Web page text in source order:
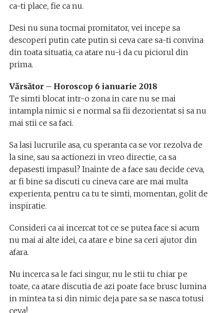
ca-ti place, fie ca nu.
Desi nu suna tocmai promitator, vei incepe sa
descoperi putin cate putin si ceva care sa-ti convina
din toata situatia, ca atare nu-i da cu piciorul din
prima.
Vărsător – Horoscop 6 ianuarie 2018
Te simti blocat intr-o zona in care nu se mai
intampla nimic si e normal sa fii dezorientat si sa nu
mai stii ce sa faci.
Sa lasi lucrurile asa, cu speranta ca se vor rezolva de
la sine, sau sa actionezi in vreo directie, ca sa
depasesti impasul? Inainte de a face sau decide ceva,
ar fi bine sa discuti cu cineva care are mai multa
experienta, pentru ca tu te simti, momentan, golit de
inspiratie.
Consideri ca ai incercat tot ce se putea face si acum
nu mai ai alte idei, ca atare e bine sa ceri ajutor din
afara.
Nu incerca sa le faci singur, nu le stii tu chiar pe
toate, ca atare discutia de azi poate face brusc lumina
in mintea ta si din nimic deja pare sa se nasca totusi
ceva!